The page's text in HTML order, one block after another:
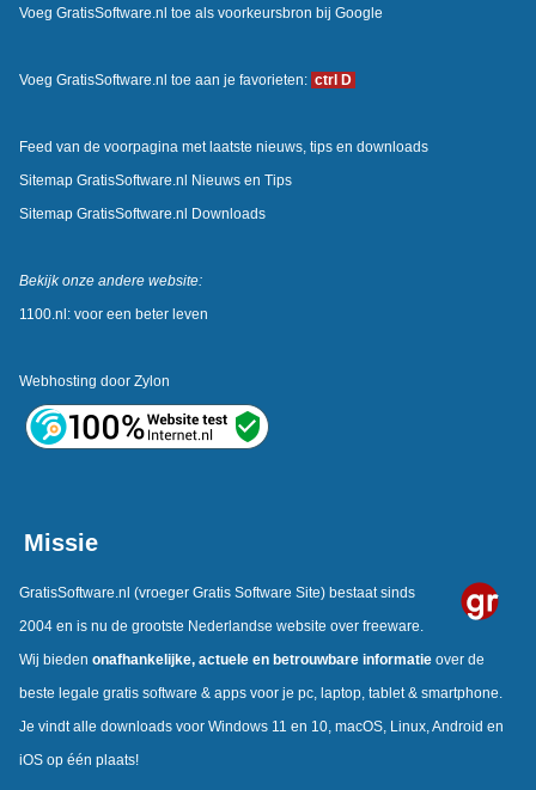
Voeg GratisSoftware.nl toe als voorkeursbron bij Google
Voeg GratisSoftware.nl toe aan je favorieten: ctrl D
Feed van de voorpagina met laatste nieuws, tips en downloads
Sitemap GratisSoftware.nl Nieuws en Tips
Sitemap GratisSoftware.nl Downloads
Bekijk onze andere website:
1100.nl: voor een beter leven
Webhosting door Zylon
Missie
GratisSoftware.nl (vroeger Gratis Software Site) bestaat sinds
2004 en is nu de grootste Nederlandse website over freeware.
Wij bieden onafhankelijke, actuele en betrouwbare informatieover de
beste legale gratis software & apps voor je pc, laptop, tablet & smartphone.
Je vindt alle downloads voor Windows 11 en 10, macOS, Linux, Android en
iOS op één plaats!